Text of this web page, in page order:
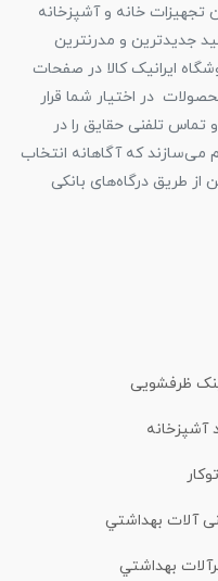
تجهیزات خانه و آشپزخانه
جدیدترین و مدرنترین
ایرانیک کالا در صفحات
در اختیار شما قرار
تلفنی حقایق را در
می‌سازند که آگاهانه انتخاب
از طریق درگاه‌های بانکی
ظرفشویی
آشپزخانه
آلات بهداشتي
بهداشتي